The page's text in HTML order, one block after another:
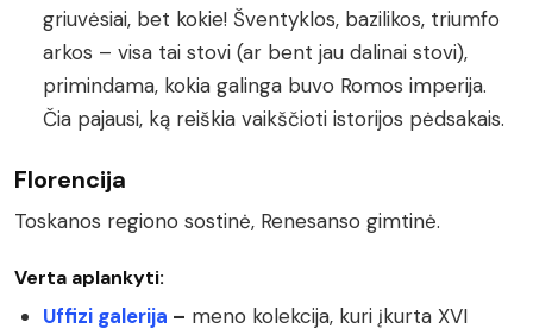
griuvėsiai, bet kokie! Šventyklos, bazilikos, triumfo
arkos – visa tai stovi (ar bent jau dalinai stovi),
primindama, kokia galinga buvo Romos imperija.
Čia pajausi, ką reiškia vaikščioti istorijos pėdsakais.
Florencija
Toskanos regiono sostinė, Renesanso gimtinė.
Verta aplankyti:
Uffizi galerija – meno kolekcija, kuri įkurta XVI